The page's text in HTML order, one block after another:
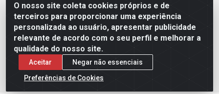
O nosso site coleta cookies próprios e de
terceiros para proporcionar uma experiência
personalizada ao usuário, apresentar publicidade
relevante de acordo com o seu perfil e melhorar a
qualidade do nosso site.
Aceitar
Negar não essenciais
Preferências de Cookies
NG Alimentos, há mais de 14 anos no mercado paraibano, é
referência em frigorificados, destacando-se pela logística
eficiente e excelência.